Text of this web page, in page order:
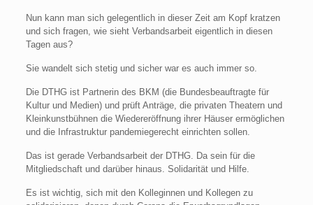
Nun kann man sich gelegentlich in dieser Zeit am Kopf kratzen
und sich fragen, wie sieht Verbandsarbeit eigentlich in diesen
Tagen aus?
Sie wandelt sich stetig und sicher war es auch immer so.
Die DTHG ist Partnerin des BKM (die Bundesbeauftragte für
Kultur und Medien) und prüft Anträge, die privaten Theatern und
Kleinkunstbühnen die Wiedereröffnung ihrer Häuser ermöglichen
und die Infrastruktur pandemiegerecht einrichten sollen.
Das ist gerade Verbandsarbeit der DTHG. Da sein für die
Mitgliedschaft und darüber hinaus. Solidarität und Hilfe.
Es ist wichtig, sich mit den Kolleginnen und Kollegen zu